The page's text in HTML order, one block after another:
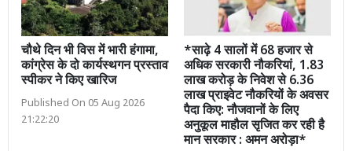
चौथे दिन भी विस में भारी हंगामा,
कांग्रेस के दो कार्यस्थगन प्रस्ताव
स्पीकर ने किए खारिज
Published On 05 Aug 2026
21:22:20
*साढ़े 4 सालों में 68 हजार से
अधिक सरकारी नौकरियां, 1.83
लाख करोड़ के निवेश से 6.36
लाख प्राइवेट नौकरियों के अवसर
पैदा किए: नौजवानों के लिए
अनुकूल माहौल सृजित कर रही है
मान सरकार : अमन अरोड़ा*